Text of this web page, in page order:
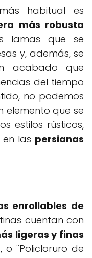
habitual es
más robusta
lamas que se
y, además, se
acabado que
del tiempo
no podemos
elemento que se
estilos rústicos,
las persianas
enrollables de
cuentan con
ligeras y finas
o ¨Policloruro de